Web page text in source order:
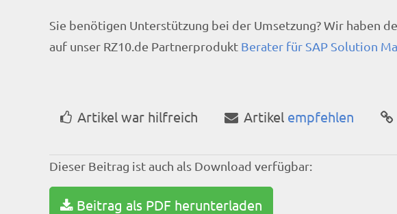
Sie benötigen Unterstützung bei der Umsetzung? Wir haben
auf unser RZ10.de Partnerprodukt Berater für SAP Solution
Artikel war hilfreich Artikel empfehlen
Dieser Beitrag ist auch als Download verfügbar:
Beitrag als PDF herunterladen